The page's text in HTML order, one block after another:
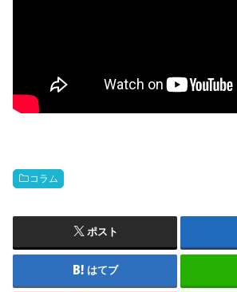
コラム
ポスト
はてブ